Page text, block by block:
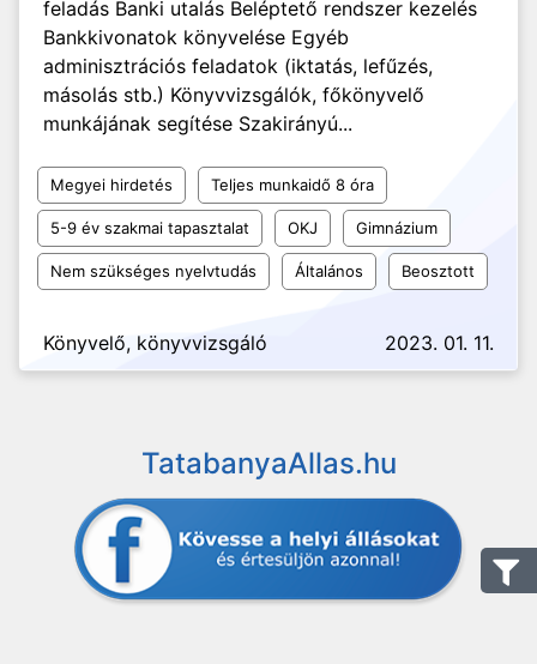
feladás Banki utalás Beléptető rendszer kezelés
Bankkivonatok könyvelése Egyéb
adminisztrációs feladatok (iktatás, lefűzés,
másolás stb.) Könyvvizsgálók, főkönyvelő
munkájának segítése Szakirányú...
Megyei hirdetés Teljes munkaidő 8 óra
5-9 év szakmai tapasztalat OKJ Gimnázium
Nem szükséges nyelvtudás Általános Beosztott
Könyvelő, könyvvizsgáló 2023. 01. 11.
TatabanyaAllas.hu